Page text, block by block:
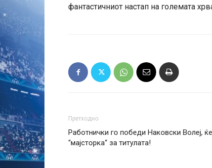
фантастичниот настап на големата
Претходно
Работнички го победи Наковски Волеј,
“мајсторка“ за титулата!